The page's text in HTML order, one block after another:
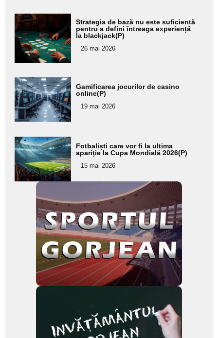
Adaugă
aici textul
pentru
subtitlu
Strategia de bază nu este suficientă
pentru a defini întreaga experiență
la blackjack(P)
26 mai 2026
Adaugă
aici textul
pentru
subtitlu
Gamificarea jocurilor de casino
online(P)
19 mai 2026
Adaugă
aici textul
pentru
subtitlu
Fotbaliști care vor fi la ultima
apariție la Cupa Mondială 2026(P)
15 mai 2026